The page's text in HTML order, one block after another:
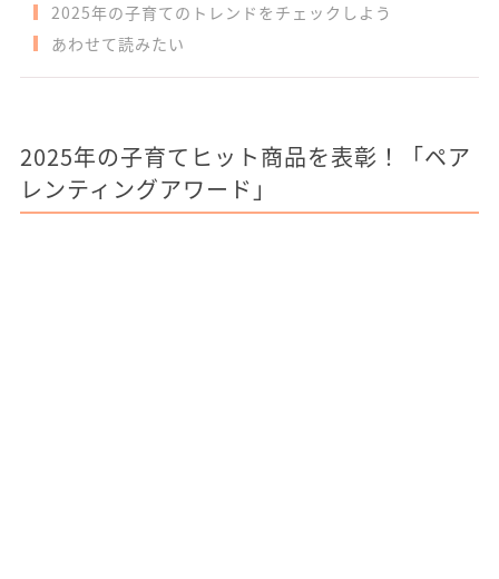
2025年の子育てのトレンドをチェックしよう
あわせて読みたい
2025年の子育てヒット商品を表彰！「ペア
レンティングアワード」